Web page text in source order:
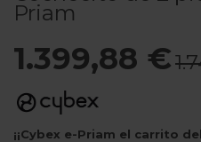
Priam
1.399,88 €
¡¡Cybex e-Priam el carrito